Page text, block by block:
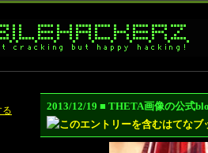
2013/12/19 ■ THETA画像の公式
る